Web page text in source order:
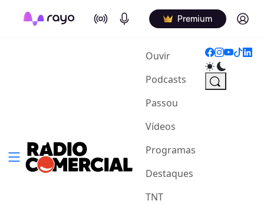
On Air Podcasts Premium Log in
Ouvir(current)
Podcasts
Passou
Vídeos
Programas
Destaques
TNT